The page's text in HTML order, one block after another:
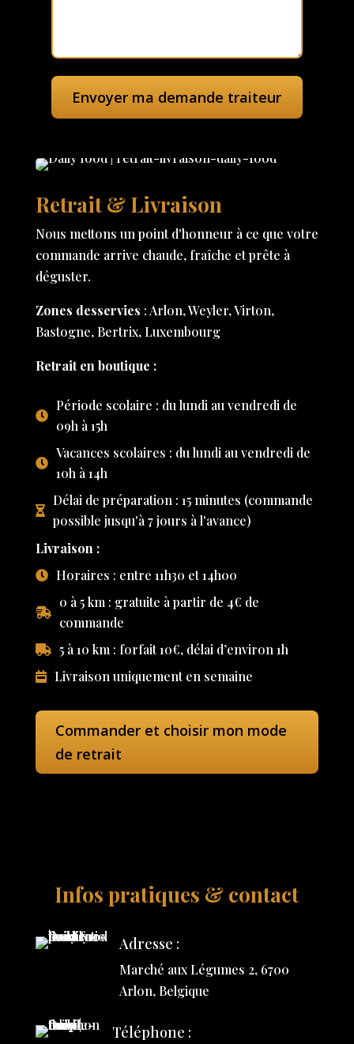
Retrait & Livraison
Nous mettons un point d'honneur à ce que votre
commande arrive chaude, fraîche et prête à
déguster.
Zones desservies : Arlon, Weyler, Virton,
Bastogne, Bertrix, Luxembourg
Retrait en boutique :
Période scolaire : du lundi au vendredi de
09h à 15h
Vacances scolaires : du lundi au vendredi de
10h à 14h
Délai de préparation : 15 minutes (commande
possible jusqu'à 7 jours à l'avance)
Livraison :
Horaires : entre 11h30 et 14h00
0 à 5 km : gratuite à partir de 4€ de
commande
5 à 10 km : forfait 10€, délai d’environ 1h
Livraison uniquement en semaine
Commander et choisir mon mode
de retrait
Infos pratiques & contact
Adresse :
Marché aux Légumes 2, 6700
Arlon, Belgique
Téléphone :